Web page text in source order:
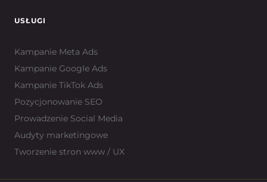
USŁUGI
Kampanie Meta Ads
Kampanie Google Ads
Kampanie TikTok Ads
Pozycjonowanie SEO
Prowadzenie Social Media
Audyty marketingowe
Tworzenie stron www / UX